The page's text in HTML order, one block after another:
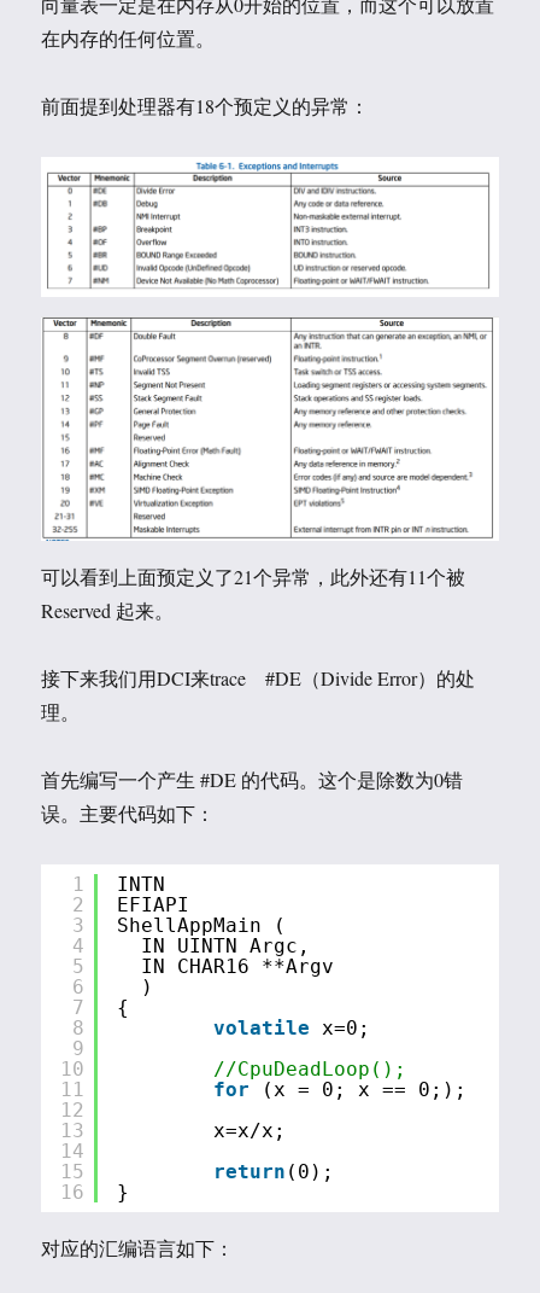
在内存的任何位置。
前面提到处理器有18个预定义的异常：
可以看到上面预定义了21个异常，此外还有11个被
Reserved 起来。
接下来我们用DCI来trace #DE（Divide Error）的处
理。
首先编写一个产生 #DE 的代码。这个是除数为0错
误。主要代码如下：
1
2
3
4
5
6
7
8
9
10
11
12
13
14
15
16
INTN
EFIAPI
ShellAppMain (
IN UINTN Argc,
IN CHAR16 **Argv
)
{
volatile
x=0;
//CpuDeadLoop();
for
(x = 0; x == 0;);
x=x/x;
return (0);
}
对应的汇编语言如下：